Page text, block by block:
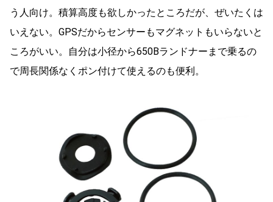
う人向け。積算高度も欲しかったところだが、ぜいたくは
いえない。GPSだからセンサーもマグネットもいらないと
ころがいい。自分は小径から650Bランドナーまで乗るの
で周長関係なくポン付けて使えるのも便利。